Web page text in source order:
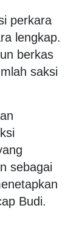
perkara
lengkap.
berkas
saksi
sebagai
Budi.